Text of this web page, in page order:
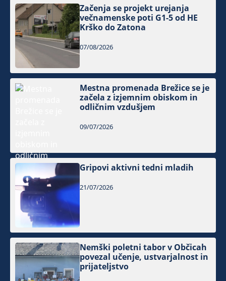
Začenja se projekt urejanja
večnamenske poti G1-5 od HE
Krško do Zatona
07/08/2026
Mestna promenada Brežice se je
začela z izjemnim obiskom in
odličnim vzdušjem
09/07/2026
Gripovi aktivni tedni mladih
21/07/2026
Nemški poletni tabor v Občicah
povezal učenje, ustvarjalnost in
prijateljstvo